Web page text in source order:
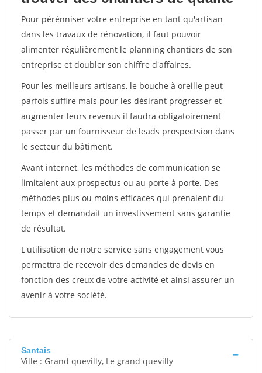
Pour pérénniser votre entreprise en tant qu'artisan
dans les travaux de rénovation, il faut pouvoir
alimenter régulièrement le planning chantiers de son
entreprise et doubler son chiffre d'affaires.
Pour les meilleurs artisans, le bouche à oreille peut
parfois suffire mais pour les désirant progresser et
augmenter leurs revenus il faudra obligatoirement
passer par un fournisseur de leads prospectsion dans
le secteur du bâtiment.
Avant internet, les méthodes de communication se
limitaient aux prospectus ou au porte à porte. Des
méthodes plus ou moins efficaces qui prenaient du
temps et demandait un investissement sans garantie
de résultat.
L'utilisation de notre service sans engagement vous
permettra de recevoir des demandes de devis en
fonction des creux de votre activité et ainsi assurer un
avenir à votre société.
Santais
Ville : Grand quevilly, Le grand quevilly